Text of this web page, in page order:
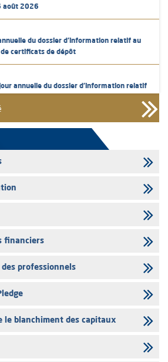
août 2026
du dossier d’information relatif au
certificats de dépôt
annuelle du dossier d’information relatif
internet les publications réalisées par les
août 2026
internet les publications réalisées par les
août 2026
annuelle du dossier d’information relatif au
internet les publications réalisées par les
août 2026
d'OPCVM accordés par l'AMMC pour le
mensuels du marché des capitaux pour
financiers
professionnels
le blanchiment des capitaux